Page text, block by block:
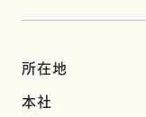
所在地
本社